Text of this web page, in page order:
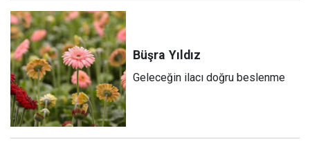
Büşra Yıldız
Geleceğin ilacı doğru beslenme